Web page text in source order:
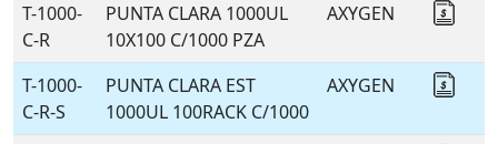
T-1000-
C-R
PUNTA CLARA 1000UL
10X100 C/1000 PZA
AXYGEN
T-1000-
C-R-S
PUNTA CLARA EST
1000UL 100RACK C/1000
AXYGEN